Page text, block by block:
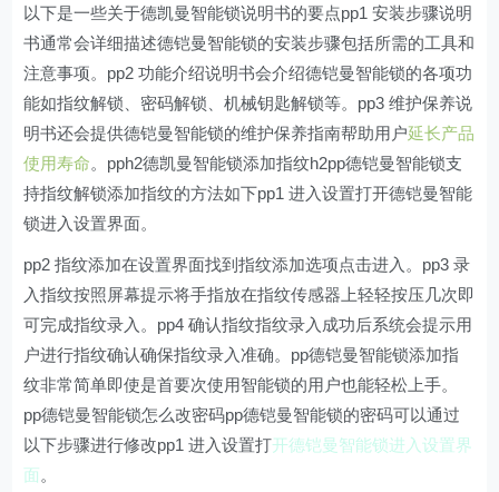
以下是一些关于德凯曼智能锁说明书的要点pp1 安装步骤说明
书通常会详细描述德铠曼智能锁的安装步骤包括所需的工具和
注意事项。pp2 功能介绍说明书会介绍德铠曼智能锁的各项功
能如指纹解锁、密码解锁、机械钥匙解锁等。pp3 维护保养说
明书还会提供德铠曼智能锁的维护保养指南帮助用户延长产品
使用寿命。pph2德凯曼智能锁添加指纹h2pp德铠曼智能锁支
持指纹解锁添加指纹的方法如下pp1 进入设置打开德铠曼智能
锁进入设置界面。
pp2 指纹添加在设置界面找到指纹添加选项点击进入。pp3 录
入指纹按照屏幕提示将手指放在指纹传感器上轻轻按压几次即
可完成指纹录入。pp4 确认指纹指纹录入成功后系统会提示用
户进行指纹确认确保指纹录入准确。pp德铠曼智能锁添加指
纹非常简单即使是首要次使用智能锁的用户也能轻松上手。
pp德铠曼智能锁怎么改密码pp德铠曼智能锁的密码可以通过
以下步骤进行修改pp1 进入设置打开德铠曼智能锁进入设置界
面。